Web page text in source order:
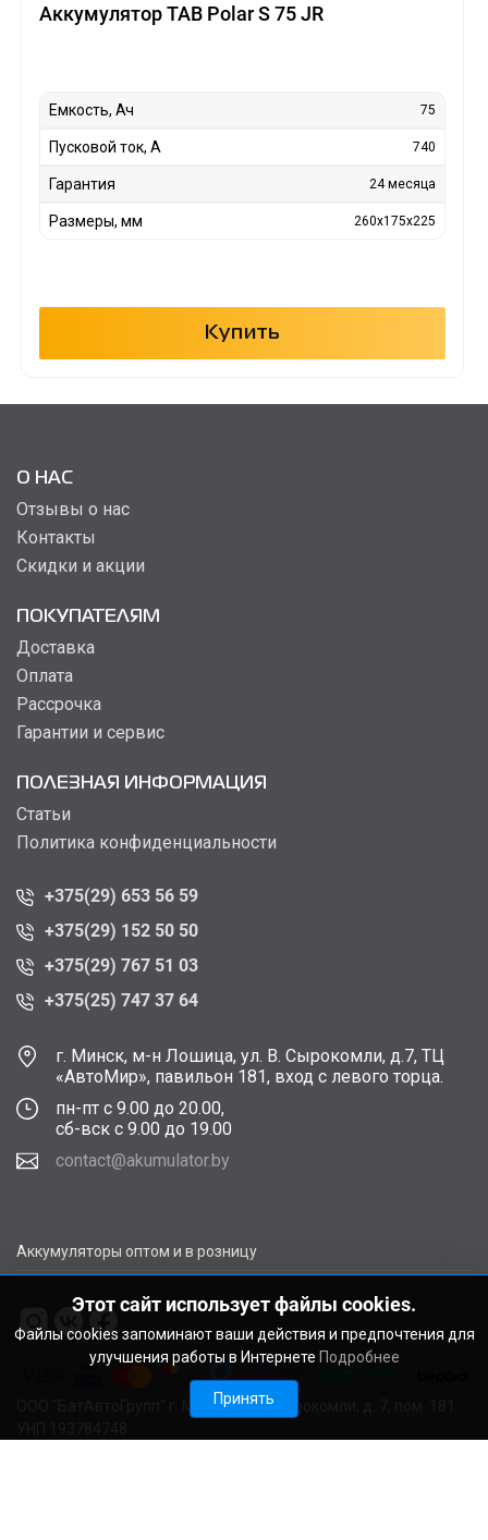
Аккумулятор TAB Polar S 75 JR
Емкость, Ач 75
Пусковой ток, А 740
Гарантия 24 месяца
Размеры, мм 260x175x225
Купить
О НАС
Отзывы о нас
Контакты
Скидки и акции
ПОКУПАТЕЛЯМ
Доставка
Оплата
Рассрочка
Гарантии и сервис
ПОЛЕЗНАЯ ИНФОРМАЦИЯ
Статьи
Политика конфиденциальности
+375(29) 653 56 59
+375(29) 152 50 50
+375(29) 767 51 03
+375(25) 747 37 64
г. Минск, м-н Лошица, ул. В. Сырокомли, д.7, ТЦ
«АвтоМир», павильон 181, вход с левого торца.
пн-пт с 9.00 до 20.00,
сб-вск с 9.00 до 19.00
contact@akumulator.by
Аккумуляторы оптом и в розницу
ООО "БатАвтоГрупп" г. Минск, ул. В. Сырокомли, д. 7, пом. 181
Этот сайт использует файлы cookies.
Файлы cookies запоминают ваши действия и предпочтения для
улучшения работы в Интернете Подробнее
Принять